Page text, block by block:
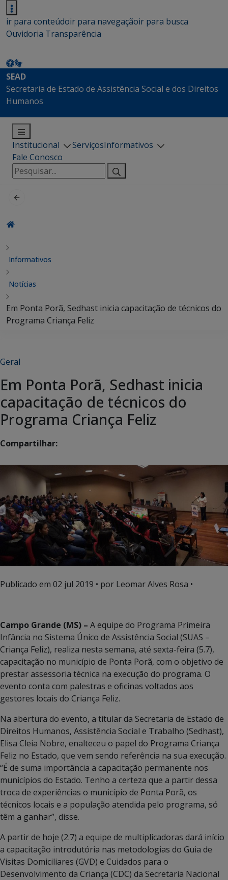
ir para conteúdoir para navegaçãoir para busca
Ouvidoria Transparência
SEAD
Secretaria de Estado de Assistência Social e dos Direitos
Humanos
Institucional ServiçosInformativos
Fale Conosco
Pesquisar
por:
Informativos
Notícias
Em Ponta Porã, Sedhast inicia capacitação de técnicos do
Programa Criança Feliz
Geral
Em Ponta Porã, Sedhast inicia
capacitação de técnicos do
Programa Criança Feliz
Compartilhar:
Publicado em 02 jul 2019 • por Leomar Alves Rosa •
Campo Grande (MS) – A equipe do Programa Primeira
Infância no Sistema Único de Assistência Social (SUAS –
Criança Feliz), realiza nesta semana, até sexta-feira (5.7),
capacitação no município de Ponta Porã, com o objetivo de
prestar assessoria técnica na execução do programa. O
evento conta com palestras e oficinas voltados aos
gestores locais do Criança Feliz.
Na abertura do evento, a titular da Secretaria de Estado de
Direitos Humanos, Assistência Social e Trabalho (Sedhast),
Elisa Cleia Nobre, enalteceu o papel do Programa Criança
Feliz no Estado, que vem sendo referência na sua execução.
“É de suma importância a capacitação permanente nos
municípios do Estado. Tenho a certeza que a partir dessa
troca de experiências o município de Ponta Porã, os
técnicos locais e a população atendida pelo programa, só
têm a ganhar”, disse.
A partir de hoje (2.7) a equipe de multiplicadoras dará início
a capacitação introdutória nas metodologias do Guia de
Visitas Domiciliares (GVD) e Cuidados para o
Desenvolvimento da Criança (CDC) da Secretaria Nacional